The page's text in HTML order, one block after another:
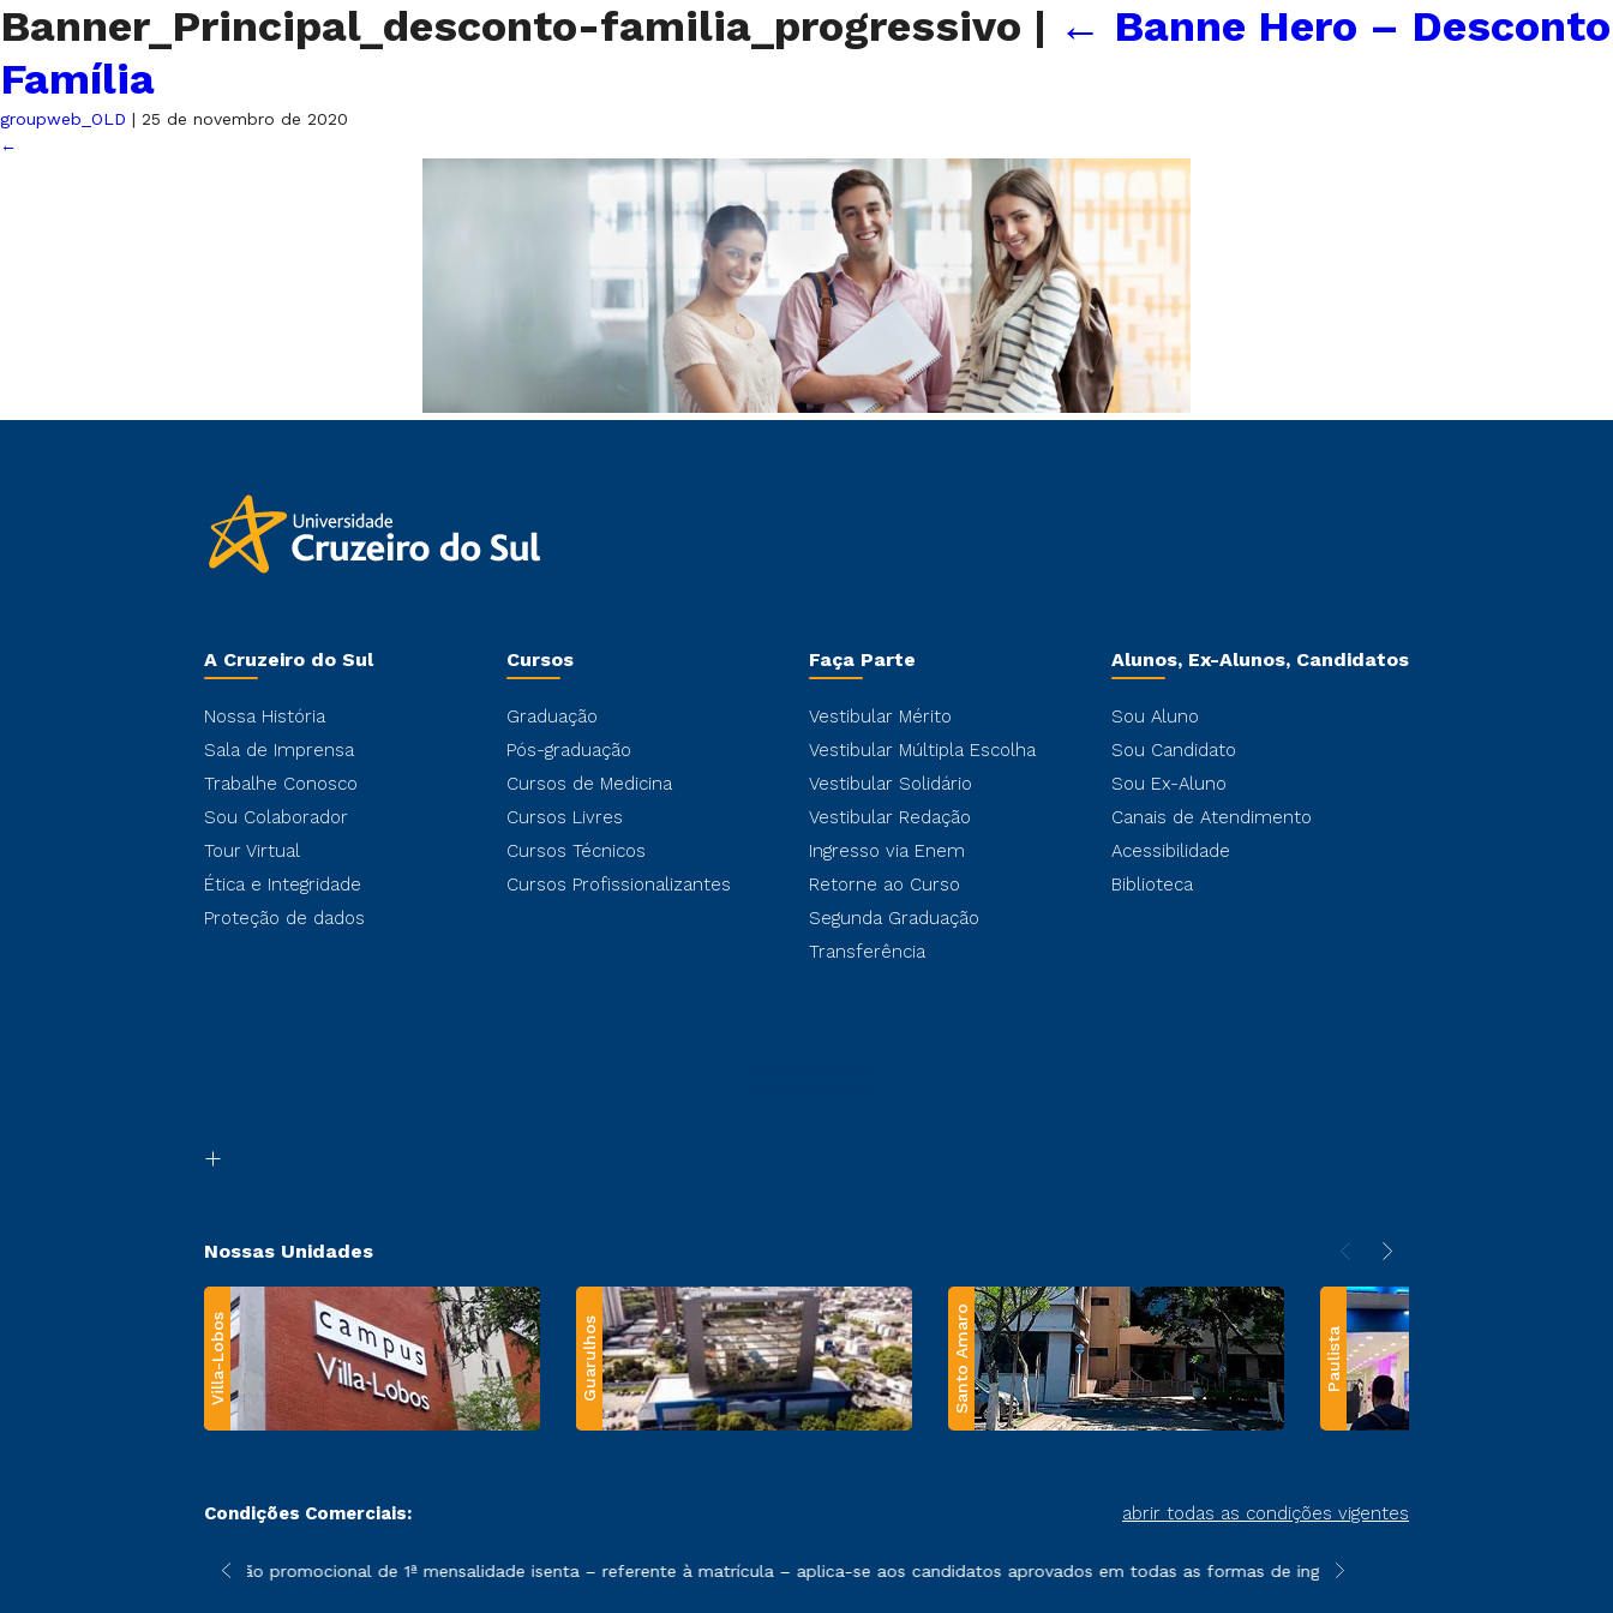
Banner_Principal_desconto-familia_progressivo | ← Banne Hero – Desconto
Família
groupweb_OLD | 25 de novembro de 2020
←
A Cruzeiro do Sul
Nossa História
Sala de Imprensa
Trabalhe Conosco
Sou Colaborador
Tour Virtual
Ética e Integridade
Proteção de dados
Cursos
Graduação
Pós-graduação
Cursos de Medicina
Cursos Livres
Cursos Técnicos
Cursos Profissionalizantes
Faça Parte
Vestibular Mérito
Vestibular Múltipla Escolha
Vestibular Solidário
Vestibular Redação
Ingresso via Enem
Retorne ao Curso
Segunda Graduação
Transferência
Alunos, Ex-Alunos, Candidatos
Sou Aluno
Sou Candidato
Sou Ex-Aluno
Canais de Atendimento
Acessibilidade
Biblioteca
Nossas Unidades
Villa-Lobos Guarulhos Santo Amaro Paulista
Condições Comerciais: abrir todas as condições vigentes
sofrer alterações nos períodos de rematrícula conforme exposto no contrato de prestação de serviços.
*A condição promocional de 1ª mensalidade isenta – referente à matrícula – aplica-se aos candidatos aprovados em todas as formas de ingresso, exceto na prova on-line ou
**Semipresencial e EAD são